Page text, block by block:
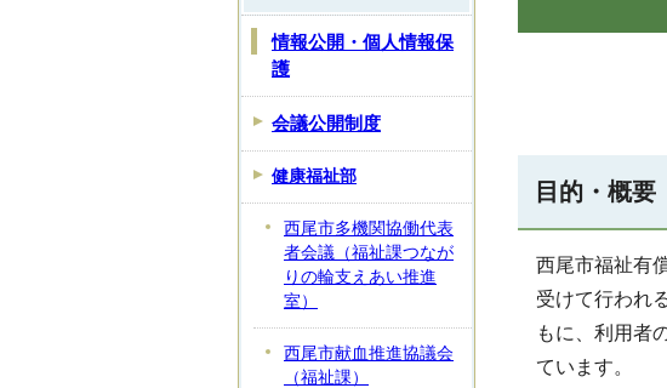
目的・概要
西尾市福祉有
受けて行われ
もに、利用者
ています。
情報公開・個人情報保
護
会議公開制度
健康福祉部
西尾市多機関協働代表
者会議（福祉課つなが
りの輪支えあい推進
室）
西尾市献血推進協議会
（福祉課）